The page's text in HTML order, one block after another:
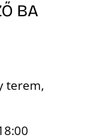
BA
terem,